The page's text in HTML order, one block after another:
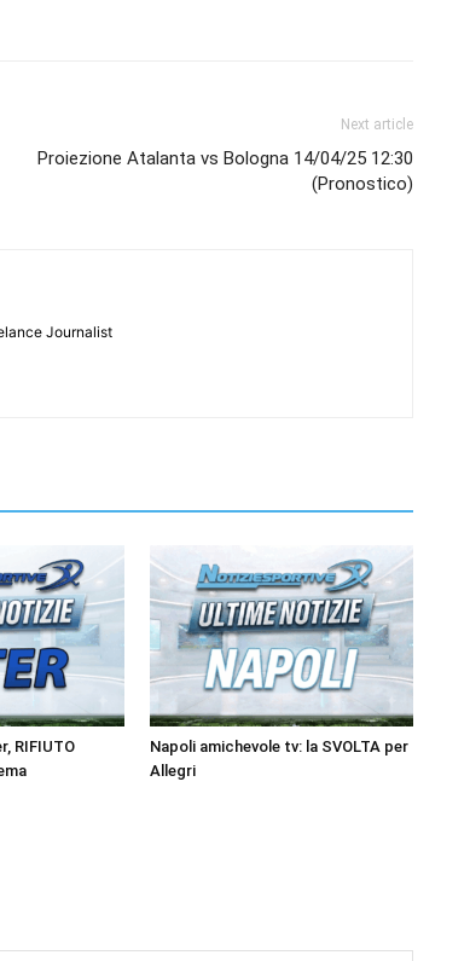
Next article
Proiezione Atalanta vs Bologna 14/04/25 12:30
(Pronostico)
Journalist
RIFIUTO
Napoli amichevole tv: la SVOLTA per
Allegri